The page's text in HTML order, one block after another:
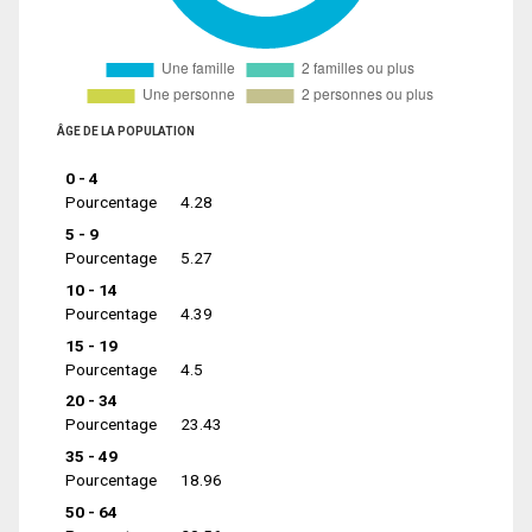
ÂGE DE LA POPULATION
0 - 4
Pourcentage
4.28
5 - 9
Pourcentage
5.27
10 - 14
Pourcentage
4.39
15 - 19
Pourcentage
4.5
20 - 34
Pourcentage
23.43
35 - 49
Pourcentage
18.96
50 - 64